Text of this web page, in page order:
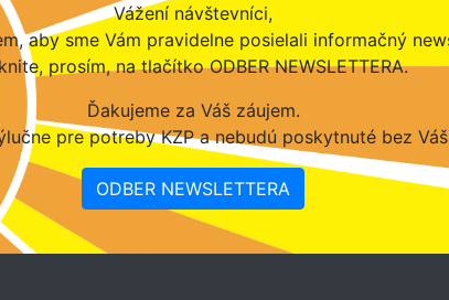
Vážení návštevníci,
aby sme Vám pravidelne posielali informačný
prosím, na tlačítko ODBER NEWSLETTERA.
Ďakujeme za Váš záujem.
pre potreby KZP a nebudú poskytnuté bez
ODBER NEWSLETTERA